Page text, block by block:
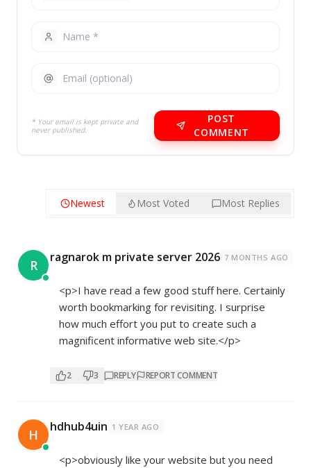
* Your email is kept private and
never published.
POST
COMMENT
Newest Most Voted Most Replies
R ragnarok m private server 2026 7 MONTHS AGO
<p>I have read a few good stuff here. Certainly
worth bookmarking for revisiting. I surprise
how much effort you put to create such a
magnificent informative web site.</p>
2 3 REPLY REPORT COMMENT
H hdhub4uin 1 YEAR AGO
<p>obviously like your website but you need